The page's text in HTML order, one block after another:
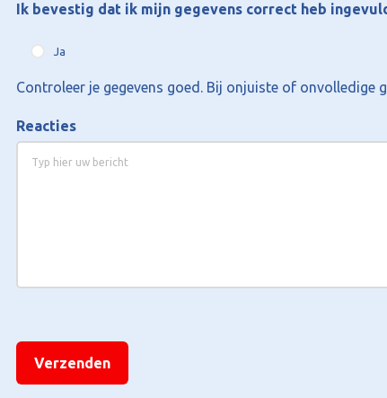
Ik bevestig dat ik mijn gegevens correct heb
Ja
Controleer je gegevens goed. Bij onjuiste of onvolledige
Reacties
[Dit veld is niet zichtbaar en wordt alleen gebruikt voor